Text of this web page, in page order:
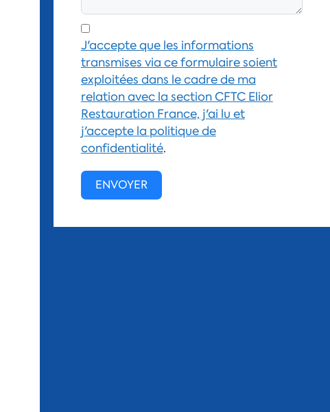
J'accepte que les informations
transmises via ce formulaire soient
exploitées dans le cadre de ma
relation avec la section CFTC Elior
Restauration France, j'ai lu et
j'accepte la politique de
confidentialité.
ENVOYER